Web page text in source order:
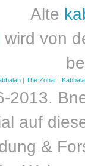
Alte
wird von
|The Zohar
2013.
auf
&